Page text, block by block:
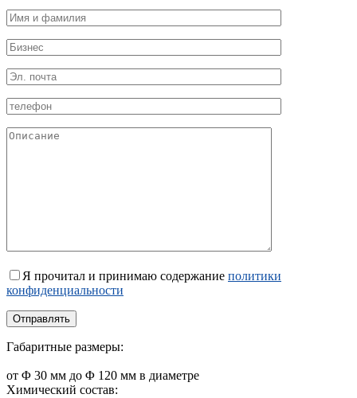
Я прочитал и принимаю содержание политики
конфиденциальности
Габаритные размеры:
от Φ 30 мм до Φ 120 мм в диаметре
Химический состав: